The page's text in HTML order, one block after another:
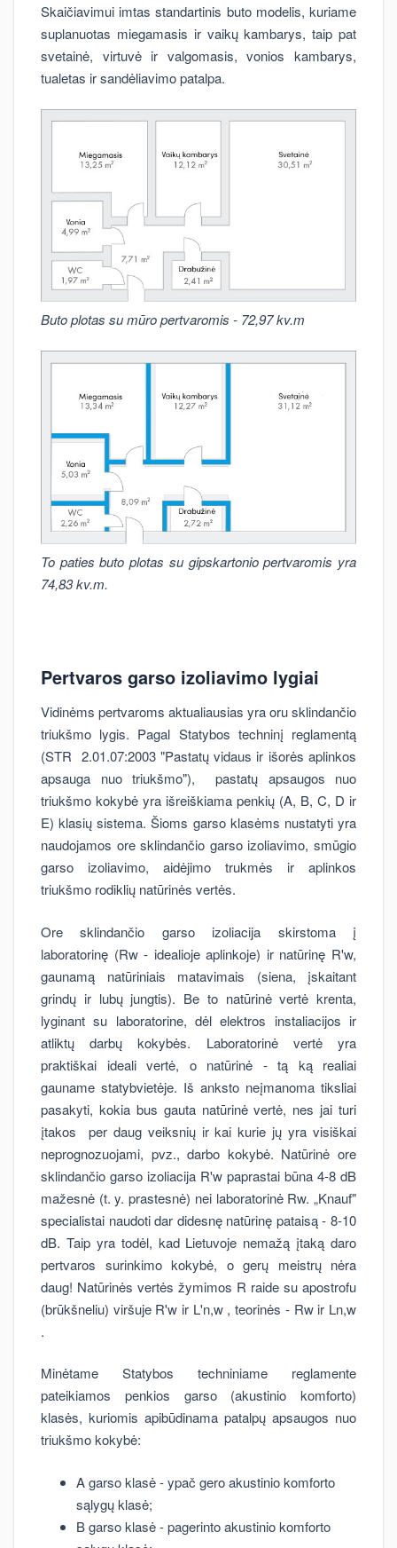
Skaičiavimui imtas standartinis buto modelis, kuriame
suplanuotas miegamasis ir vaikų kambarys, taip pat
svetainė, virtuvė ir valgomasis, vonios kambarys,
tualetas ir sandėliavimo patalpa.
Buto plotas su mūro pertvaromis - 72,97 kv.m
To paties buto plotas su gipskartonio pertvaromis yra
74,83 kv.m.
Pertvaros garso izoliavimo lygiai
Vidinėms pertvaroms aktualiausias yra oru sklindančio
triukšmo lygis. Pagal Statybos techninį reglamentą
(STR 2.01.07:2003 "Pastatų vidaus ir išorės aplinkos
apsauga nuo triukšmo"), pastatų apsaugos nuo
triukšmo kokybė yra išreiškiama penkių (A, B, C, D ir
E) klasių sistema. Šioms garso klasėms nustatyti yra
naudojamos ore sklindančio garso izoliavimo, smūgio
garso izoliavimo, aidėjimo trukmės ir aplinkos
triukšmo rodiklių natūrinės vertės.
Ore sklindančio garso izoliacija skirstoma į
laboratorinę (Rw - idealioje aplinkoje) ir natūrinę R'w,
gaunamą natūriniais matavimais (siena, įskaitant
grindų ir lubų jungtis). Be to natūrinė vertė krenta,
lyginant su laboratorine, dėl elektros instaliacijos ir
atliktų darbų kokybės. Laboratorinė vertė yra
praktiškai ideali vertė, o natūrinė - tą ką realiai
gauname statybvietėje. Iš anksto neįmanoma tiksliai
pasakyti, kokia bus gauta natūrinė vertė, nes jai turi
įtakos per daug veiksnių ir kai kurie jų yra visiškai
neprognozuojami, pvz., darbo kokybė. Natūrinė ore
sklindančio garso izoliacija R'w paprastai būna 4-8 dB
mažesnė (t. y. prastesnė) nei laboratorinė Rw. „Knauf"
specialistai naudoti dar didesnę natūrinę pataisą - 8-10
dB. Taip yra todėl, kad Lietuvoje nemažą įtaką daro
pertvaros surinkimo kokybė, o gerų meistrų nėra
daug! Natūrinės vertės žymimos R raide su apostrofu
(brūkšneliu) viršuje R'w ir L'n,w , teorinės - Rw ir Ln,w
.
Minėtame Statybos techniniame reglamente
pateikiamos penkios garso (akustinio komforto)
klasės, kuriomis apibūdinama patalpų apsaugos nuo
triukšmo kokybė:
A garso klasė - ypač gero akustinio komforto
sąlygų klasė;
B garso klasė - pagerinto akustinio komforto